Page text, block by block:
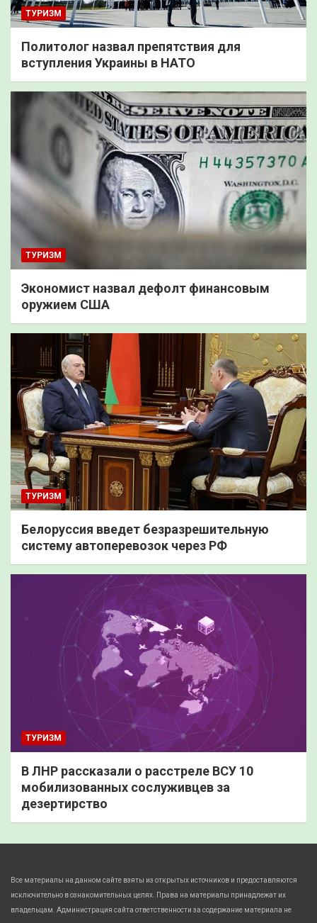
ТУРИЗМ
Политолог назвал препятствия для
вступления Украины в НАТО
ТУРИЗМ
Экономист назвал дефолт финансовым
оружием США
ТУРИЗМ
Белоруссия введет безразрешительную
систему автоперевозок через РФ
ТУРИЗМ
В ЛНР рассказали о расстреле ВСУ 10
мобилизованных сослуживцев за
дезертирство
Все материалы на данном сайте взяты из открытых источников и предоставляются
исключительно в ознакомительных целях. Права на материалы принадлежат их
владельцам. Администрация сайта ответственности за содержание материала не